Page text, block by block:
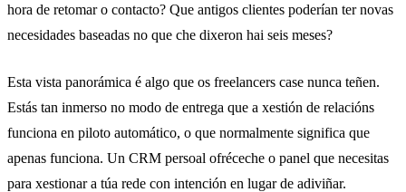
hora de retomar o contacto? Que antigos clientes poderían ter novas
necesidades baseadas no que che dixeron hai seis meses?
Esta vista panorámica é algo que os freelancers case nunca teñen.
Estás tan inmerso no modo de entrega que a xestión de relacións
funciona en piloto automático, o que normalmente significa que
apenas funciona. Un CRM persoal ofréceche o panel que necesitas
para xestionar a túa rede con intención en lugar de adiviñar.